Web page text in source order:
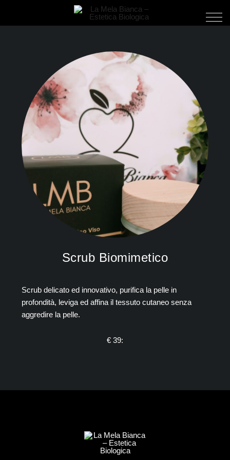
Scrub Biomimetico
Scrub delicato ed innovativo, purifica la pelle in
profondità, leviga ed affina il tessuto cutaneo senza
aggredire la pelle.
€ 39: